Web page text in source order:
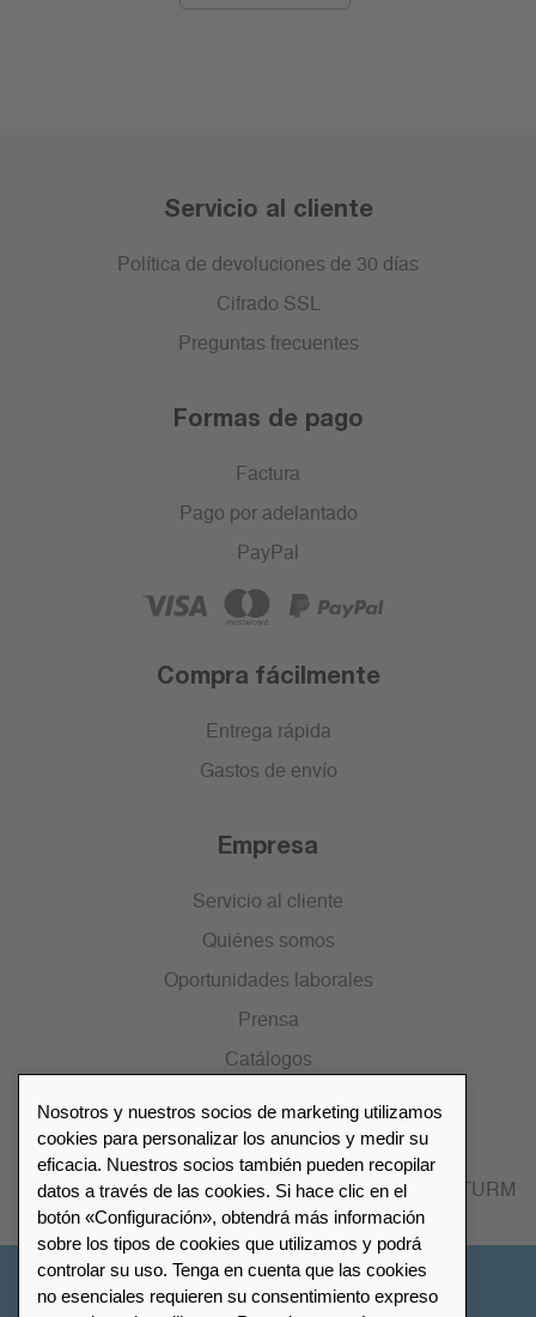
Servicio al cliente
Política de devoluciones de 30 días
Cifrado SSL
Preguntas frecuentes
Formas de pago
Factura
Pago por adelantado
PayPal
Compra fácilmente
Entrega rápida
Gastos de envío
Empresa
Servicio al cliente
Quiénes somos
Oportunidades laborales
Prensa
Catálogos
Lista de distribuidores
Encuentre su distribuidor más cercano LEUCHTTURM
Nosotros y nuestros socios de marketing utilizamos
cookies para personalizar los anuncios y medir su
eficacia. Nuestros socios también pueden recopilar
datos a través de las cookies. Si hace clic en el
botón «Configuración», obtendrá más información
sobre los tipos de cookies que utilizamos y podrá
controlar su uso. Tenga en cuenta que las cookies
no esenciales requieren su consentimiento expreso